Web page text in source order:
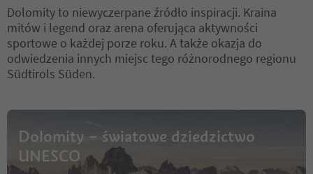
Dolomity to niewyczerpane źródło inspiracji. Kraina
mitów i legend oraz arena oferująca aktywności
sportowe o każdej porze roku. A także okazja do
odwiedzenia innych miejsc tego różnorodnego regionu
Südtirols Süden.
Dolomity – światowe dziedzictwo
UNESCO